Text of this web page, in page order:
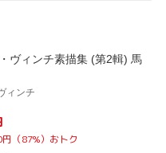
ヴィンチ素描集 (第2輯) 馬
ィンチ
（87%）おトク